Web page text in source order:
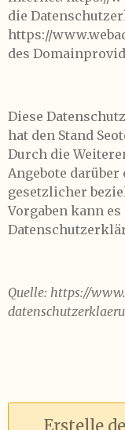
die
https://
des
Diese
hat den Stand
Durch die
Angebote
gesetzlicher
Vorgaben kann
Quelle: https://
Erstelle